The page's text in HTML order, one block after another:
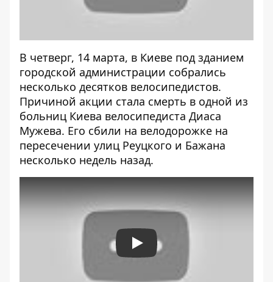
В четверг, 14 марта, в Киеве под зданием
городской администрации собрались
несколько десятков велосипедистов.
Причиной акции стала смерть в одной из
больниц Киева велосипедиста Диаса
Мужева. Его сбили на велодорожке на
пересечении улиц Реуцкого и Бажана
несколько недель назад.
Play